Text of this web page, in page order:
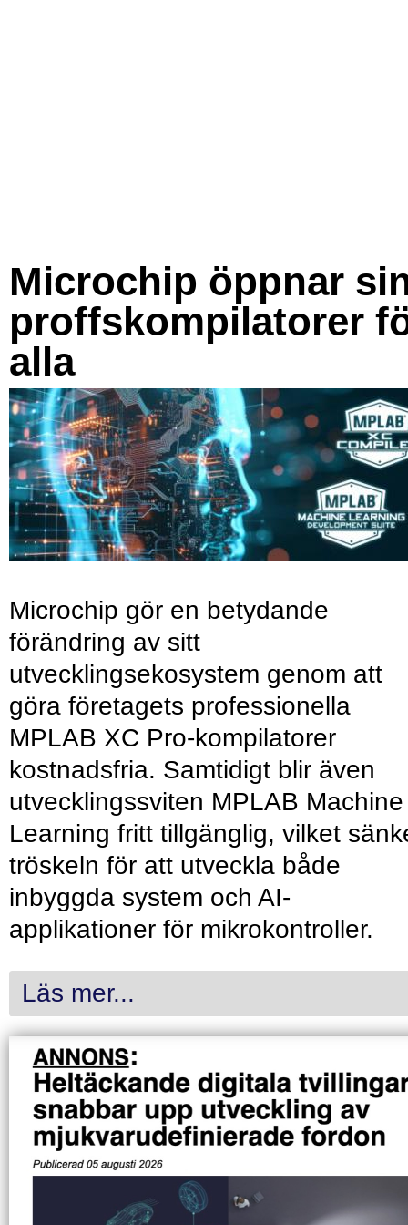
Microchip öppnar
proffskompilatorer
alla
Microchip gör en betydande
förändring av sitt
utvecklingsekosystem genom att
göra företagets professionella
MPLAB XC Pro-kompilatorer
kostnadsfria. Samtidigt blir även
utvecklingssviten MPLAB Machine
Learning fritt tillgänglig, vilket
tröskeln för att utveckla både
inbyggda system och AI-
applikationer för mikrokontroller.
Läs mer...